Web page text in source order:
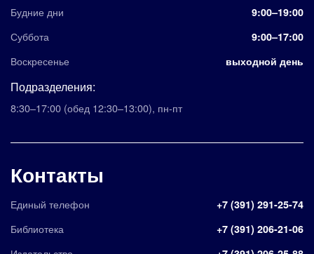
Будние дни 9:00–19:00
Суббота 9:00–17:00
Воскресенье выходной день
Подразделения:
8:30–17:00 (обед 12:30–13:00), пн-пт
Контакты
Единый телефон +7 (391) 291-25-74
Библиотека +7 (391) 206-21-06